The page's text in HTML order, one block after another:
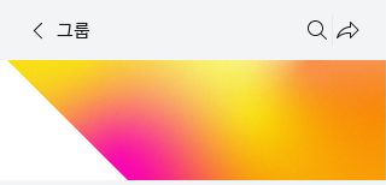
그룹